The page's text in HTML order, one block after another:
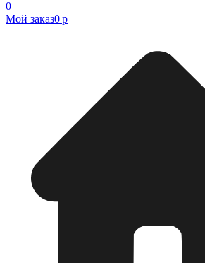
0
Мой заказ0 р